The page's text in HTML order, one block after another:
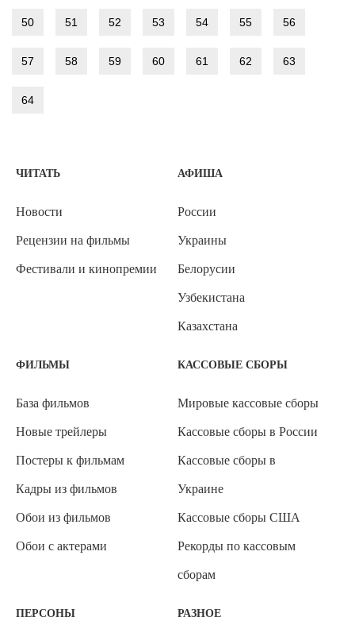
50 51 52 53 54 55 56
57 58 59 60 61 62 63
64
ЧИТАТЬ
Новости
Рецензии на фильмы
Фестивали и кинопремии
АФИША
России
Украины
Белорусии
Узбекистана
Казахстана
ФИЛЬМЫ
База фильмов
Новые трейлеры
Постеры к фильмам
Кадры из фильмов
Обои из фильмов
Обои с актерами
КАССОВЫЕ СБОРЫ
Мировые кассовые сборы
Кассовые сборы в России
Кассовые сборы в
Украине
Кассовые сборы США
Рекорды по кассовым
сборам
ПЕРСОНЫ РАЗНОЕ